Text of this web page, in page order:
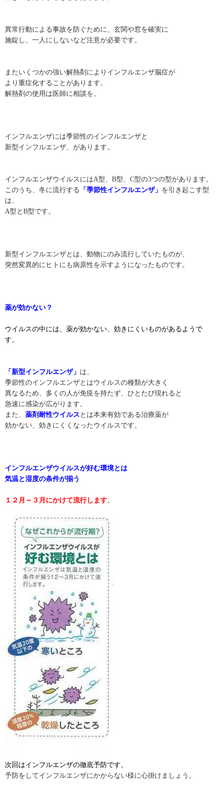
異常行動による事故を防ぐために、玄関や窓を確実に
施錠し、一人にしないなど注意が必要です。
またいくつかの強い解熱剤によりインフルエンザ脳症が
より重症化することがあります。
解熱剤の使用は医師に相談を。
インフルエンザには季節性のインフルエンザと
新型インフルエンザ、があります。
インフルエンザウイルスにはA型、B型、C型の3つの型があります。
このうち、冬に流行する
「季節性インフルエンザ」 を引き起こす型
は、
A型とB型です。
新型インフルエンザとは、動物にのみ流行していたものが、
突然変異的にヒトにも病原性を示すようになったものです。
薬が効かない？
ウイルスの中には、薬が効かない、効きにくいものがあるようで
す。
「新型インフルエンザ」 は、
季節性のインフルエンザとはウイルスの種類が大きく
異なるため、多くの人が免疫を持たず、ひとたび現れると
急速に感染が広がります。
また、 薬剤耐性ウイルス とは本来有効である治療薬が
効かない、効きにくくなったウイルスです。
インフルエンザウイルスが好む環境とは
気温と湿度の条件が揃う
１２月～３月にかけて流行します。
次回はインフルエンザの徹底予防です。
予防をしてインフルエンザにかからない様に心掛けましょう。